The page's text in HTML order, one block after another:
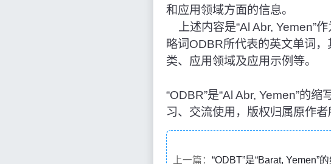
和应用领域方面的信息。
上述内容是“Al Abr, Yemen”
略词ODBR所代表的英文单词
类、应用领域及应用示例等。
“ODBR”是“Al Abr, Yemen”的
习、交流使用，版权归属原作
上一篇： “ODBT”是“Barat, Yemen”